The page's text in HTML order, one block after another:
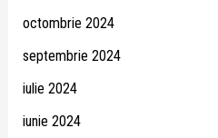
octombrie 2024
septembrie 2024
iulie 2024
iunie 2024